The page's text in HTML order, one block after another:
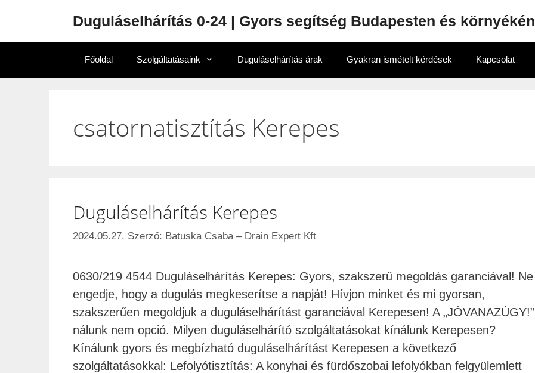
Duguláselhárítás 0-24 | Gyors segítség Budapesten és környékén
Főoldal Szolgáltatásaink Duguláselhárítás árak Gyakran ismételt kérdések Kapcsolat
csatornatisztítás Kerepes
Duguláselhárítás Kerepes
2024.05.27. Szerző: Batuska Csaba – Drain Expert Kft
0630/219 4544 Duguláselhárítás Kerepes: Gyors, szakszerű megoldás garanciával! Ne
engedje, hogy a dugulás megkeserítse a napját! Hívjon minket és mi gyorsan,
szakszerűen megoldjuk a duguláselhárítást garanciával Kerepesen! A „JÓVANAZÚGY!”
nálunk nem opció. Milyen duguláselhárító szolgáltatásokat kínálunk Kerepesen?
Kínálunk gyors és megbízható duguláselhárítást Kerepesen a következő
szolgáltatásokkal: Lefolyótisztítás: A konyhai és fürdőszobai lefolyókban felgyülemlett